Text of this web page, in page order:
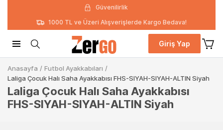
Güvenilirlik
1000 TL ve Üzeri Alışverişlerde Kargo Bedava!
Giriş Yap
Anasayfa / Futbol Ayakkabıları /
Laliga Çocuk Halı Saha Ayakkabısı FHS-SIYAH-SIYAH-ALTIN Siyah
Laliga Çocuk Halı Saha Ayakkabısı
FHS-SIYAH-SIYAH-ALTIN Siyah